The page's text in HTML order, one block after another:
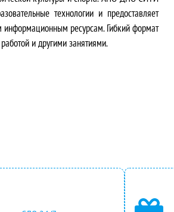
технологии и предоставляет
информационным ресурсам. Гибкий формат
и другими занятиями.